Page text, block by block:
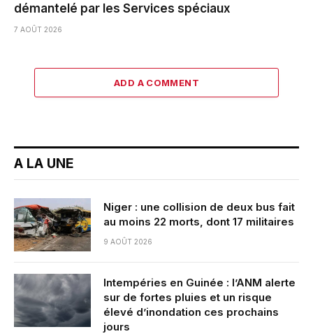
démantelé par les Services spéciaux
7 AOÛT 2026
ADD A COMMENT
A LA UNE
Niger : une collision de deux bus fait
au moins 22 morts, dont 17 militaires
9 AOÛT 2026
Intempéries en Guinée : l’ANM alerte
sur de fortes pluies et un risque
élevé d’inondation ces prochains
jours